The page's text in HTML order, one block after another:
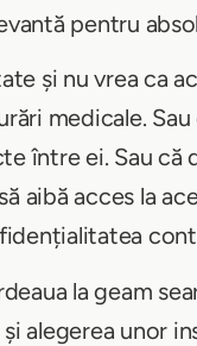
pentru
și nu vrea ca
medicale.
între ei. Sau că
aibă acces la
la geam
alegerea unor